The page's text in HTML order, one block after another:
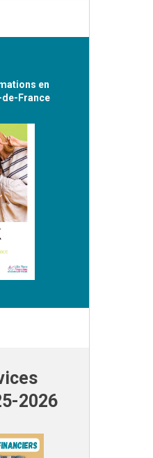
en
France
2026